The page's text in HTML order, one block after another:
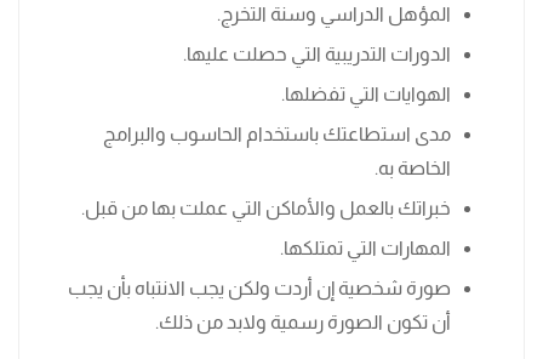
المؤهل الدراسي وسنة التخرج.
الدورات التدريبية التي حصلت عليها.
الهوايات التي تفضلها.
مدى استطاعتك باستخدام الحاسوب والبرامج
الخاصة به.
خبراتك بالعمل والأماكن التي عملت بها من قبل.
المهارات التي تمتلكها.
صورة شخصية إن أردت ولكن يجب الانتباه بأن يجب
أن تكون الصورة رسمية ولابد من ذلك.